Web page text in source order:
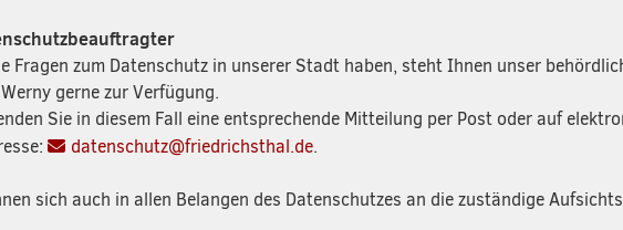
Fragen zum Datenschutz in unserer Stadt haben, steht Ihnen unser
gerne zur Verfügung.
Sie in diesem Fall eine entsprechende Mitteilung per Post oder auf
datenschutz@friedrichsthal.de.
sich auch in allen Belangen des Datenschutzes an die zuständige